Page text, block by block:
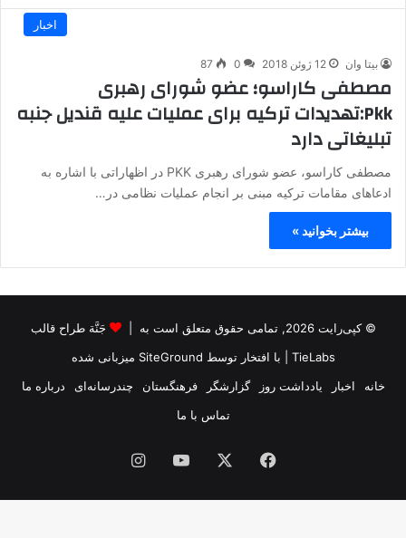
اخبار
بیتا وان 12 ژوئن 2018 0
87
مصطفی کاراسو؛ عضو شورای رهبری
Pkk:تهدیدات ترکیه برای عملیات علیه قندیل جنبه
تبلیغاتی دارد
مصطفی کاراسو، عضو شورای رهبری PKK در اظهاراتی با اشاره به
ادعاهای مقامات ترکیه مبنی بر انجام عملیات نظامی در…
بیشتر بخوانید »
© کپی‌رایت 2026, تمامی حقوق متعلق است به |
جَنَّة طراح قالب
TieLabs | با افتخار توسط SiteGround میزبانی شده
خانه
اخبار یادداشت روز گزارشگر فرهنگستان چندرسانه‌ای
درباره ما
تماس با ما
فیس
بوک
یوتیوب